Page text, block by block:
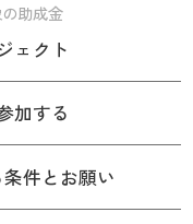
助成金
ェクト
加する
件とお願い